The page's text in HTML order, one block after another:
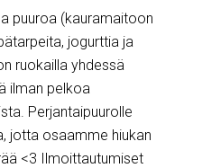
puuroa (kauramaitoon
jogurttia ja
ruokailla yhdessä
ilman pelkoa
Perjantaipuurolle
jotta osaamme hiukan
<3 Ilmoittautumiset